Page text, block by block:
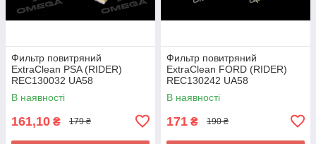
Фильтр повитряний
ExtraClean PSA (RIDER)
REC130032 UA58
В наявності
161,10 ₴ 179 ₴
Фильтр повитряний
ExtraClean FORD (RIDER)
REC130242 UA58
В наявності
171 ₴ 190 ₴